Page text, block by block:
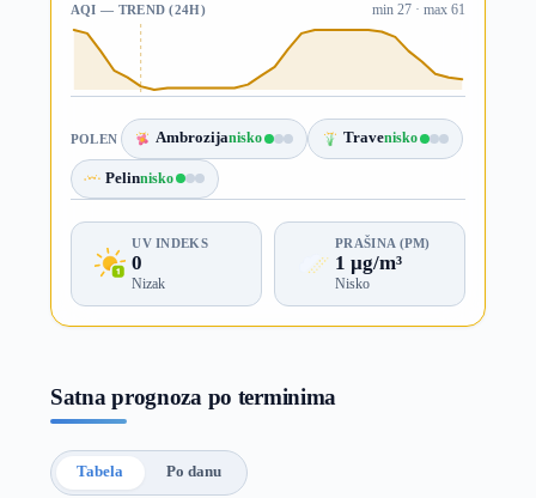
AQI — TREND (24H) min 27 · max 61
POLEN Ambrozijanisko Travenisko
Pelinnisko
UV INDEKS
0
Nizak
PRAŠINA (PM)
1 µg/m³
Nisko
Satna prognoza po terminima
Tabela Po danu